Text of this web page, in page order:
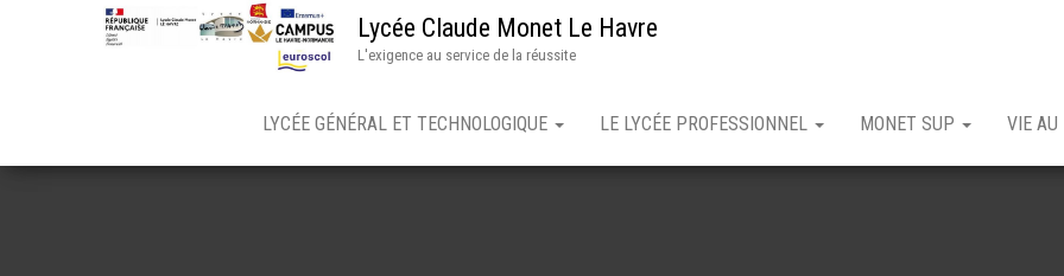
Lycée Claude Monet Le Havre
L'exigence au service de la réussite
LYCÉE GÉNÉRAL ET TECHNOLOGIQUE LE LYCÉE PROFESSIONNEL MONET SUP VIE AU